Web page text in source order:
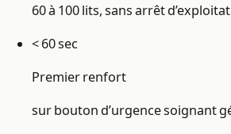
60 à 100 lits, sans arrêt
< 60 sec
Premier renfort
sur bouton d’urgence soignant